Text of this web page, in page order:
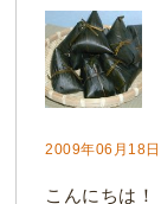
2009年06月18日
こんにちは！